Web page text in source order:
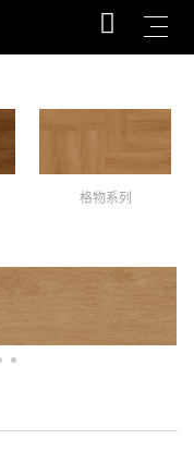
格物系列